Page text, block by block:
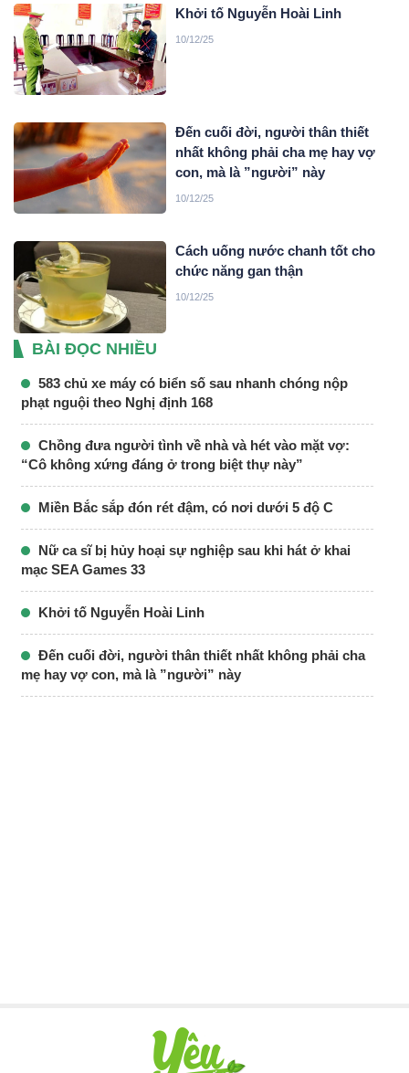
Khởi tố Nguyễn Hoài Linh
10/12/25
Đến cuối đời, người thân thiết
nhất không phải cha mẹ hay vợ
con, mà là ”người” này
10/12/25
Cách uống nước chanh tốt cho
chức năng gan thận
10/12/25
BÀI ĐỌC NHIỀU
583 chủ xe máy có biển số sau nhanh chóng nộp
phạt nguội theo Nghị định 168
Chồng đưa người tình về nhà và hét vào mặt vợ:
“Cô không xứng đáng ở trong biệt thự này”
Miền Bắc sắp đón rét đậm, có nơi dưới 5 độ C
Nữ ca sĩ bị hủy hoại sự nghiệp sau khi hát ở khai
mạc SEA Games 33
Khởi tố Nguyễn Hoài Linh
Đến cuối đời, người thân thiết nhất không phải cha
mẹ hay vợ con, mà là ”người” này